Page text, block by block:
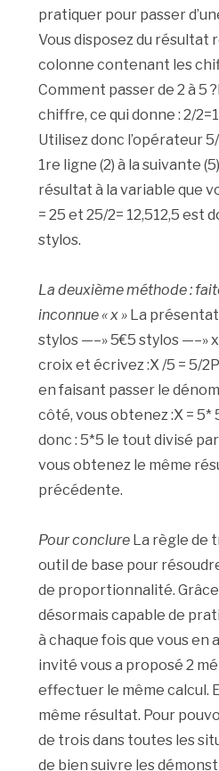
pratiquer pour passer
Vous disposez du résultat
colonne contenant les
Comment passer de 2 à 5
chiffre, ce qui donne : 2/
Utilisez donc l’opérateur
1re ligne (2) à la suivante
résultat à la variable que
= 25 et 25/2= 12,512,5 est
stylos.
La deuxième méthode :
inconnue « x » La
stylos —–» 5€5 stylos —–»
croix et écrivez :X /5 = 5/
en faisant passer le
côté, vous obtenez :X =
donc : 5*5 le tout divisé
vous obtenez le même
précédente.
Pour conclure La règle de
outil de base pour
de proportionnalité.
désormais capable de
à chaque fois que vous en
invité vous a proposé 2
effectuer le même calcul.
même résultat. Pour
de trois dans toutes les
de bien suivre les